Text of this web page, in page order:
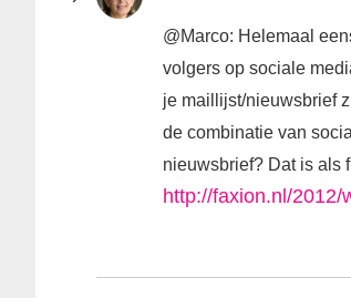
@Marco: Helemaal
volgers op sociale
je maillijst/nieuwsbrief
de combinatie van
nieuwsbrief? Dat is als
http://faxion.nl/